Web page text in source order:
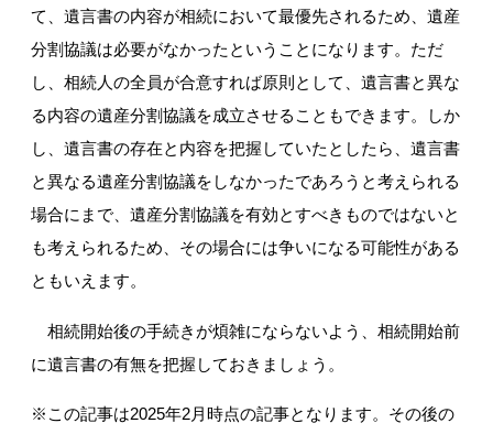
て、遺言書の内容が相続において最優先されるため、遺産
分割協議は必要がなかったということになります。ただ
し、相続人の全員が合意すれば原則として、遺言書と異な
る内容の遺産分割協議を成立させることもできます。しか
し、遺言書の存在と内容を把握していたとしたら、遺言書
と異なる遺産分割協議をしなかったであろうと考えられる
場合にまで、遺産分割協議を有効とすべきものではないと
も考えられるため、その場合には争いになる可能性がある
ともいえます。
相続開始後の手続きが煩雑にならないよう、相続開始前
に遺言書の有無を把握しておきましょう。
※この記事は2025年2月時点の記事となります。その後の